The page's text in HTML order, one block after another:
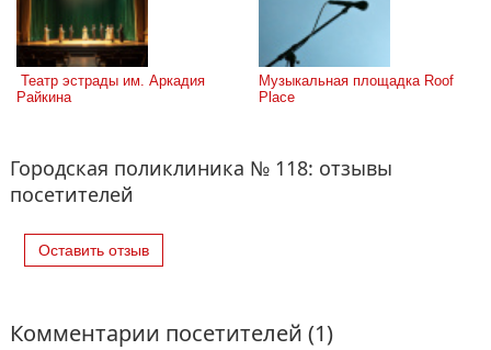
Райкина
Музыкальная площадка Roof
Place
Городская поликлиника № 118: отзывы
посетителей
Оставить отзыв
Комментарии посетителей (1)